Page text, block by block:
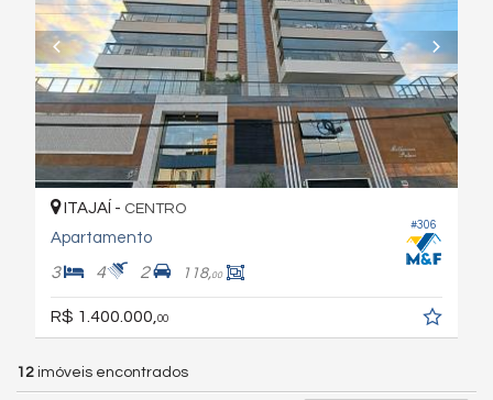
#306
ITAJAÍ - CENTRO
Apartamento
3 4 2 118,00
R$ 1.400.000,00
12 imóveis encontrados